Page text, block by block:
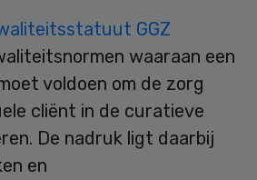
GGZ
waaraan een
voldoen om de zorg
cliënt in de curatieve
De nadruk ligt daarbij
en